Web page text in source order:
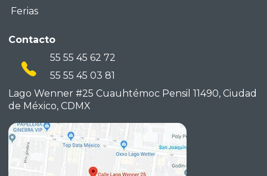
Ferias
Contacto
55 55 45 62 72
55 55 45 03 81
Lago Wenner #25 Cuauhtémoc Pensil 11490, Ciudad
de México, CDMX